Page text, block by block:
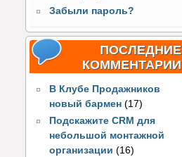
Забыли пароль?
ПОСЛЕДНИЕ
КОММЕНТАРИИ
В Клубе Продажников
новый бармен (17)
Подскажите CRM для
небольшой монтажной
организации (16)